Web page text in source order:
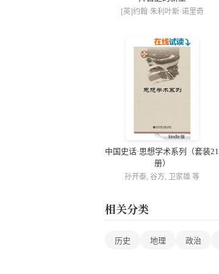
[英]约翰·朱利叶斯·诺里奇
中国史话·思想学术系列（套装21
册）
孙开泰, 谷方, 卫家雄 等
相关分类
历史 地理 政治